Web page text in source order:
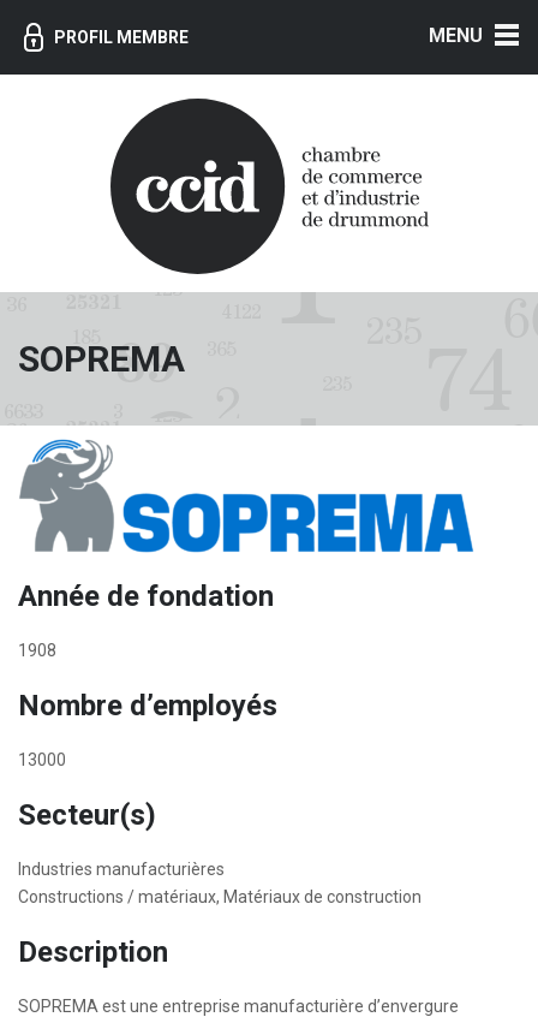
PROFIL MEMBRE
SOPREMA
Année de fondation
1908
Nombre d’employés
13000
Secteur(s)
Industries manufacturières
Constructions / matériaux, Matériaux de construction
Description
SOPREMA est une entreprise manufacturière d’envergure
MENU